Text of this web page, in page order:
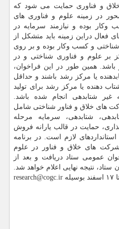
و فناوری حمایت می شود که
در زمینه علوم و فناوری های
بوده و نیازمند سرمایه در
فعال دراین زمینه باید متشکل از
شناختی و کسب وکار بوده و بر روی
بر علوم و فناوری شناختی و در
باشد. همین طور در این فراخوان،
یا مرکز رشد باشند و حداقل
شتاب دهنده یا مرکز رشد برای تولید
غیر شتابدهی انجام شده باشد.
های خلاق و فناور شناختی شامل
شتابدهی، سرمایه مرحله
حمایت در قالب یارانه فروش
لازم است. در برنامه
های خلاق و فناور در علوم
عمومی ستاد دریافت و بعد از
ستاد، نتیجه نهایی اعلام خواهد شد.
research@cogc.ir